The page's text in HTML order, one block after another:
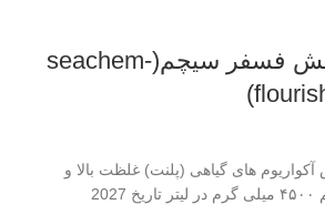
کود مایع فلوریش فسفر سیچم(seachem-
های گیاهی (پلنت) غلظت بالا و